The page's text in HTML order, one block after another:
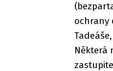
ochrany
Některá